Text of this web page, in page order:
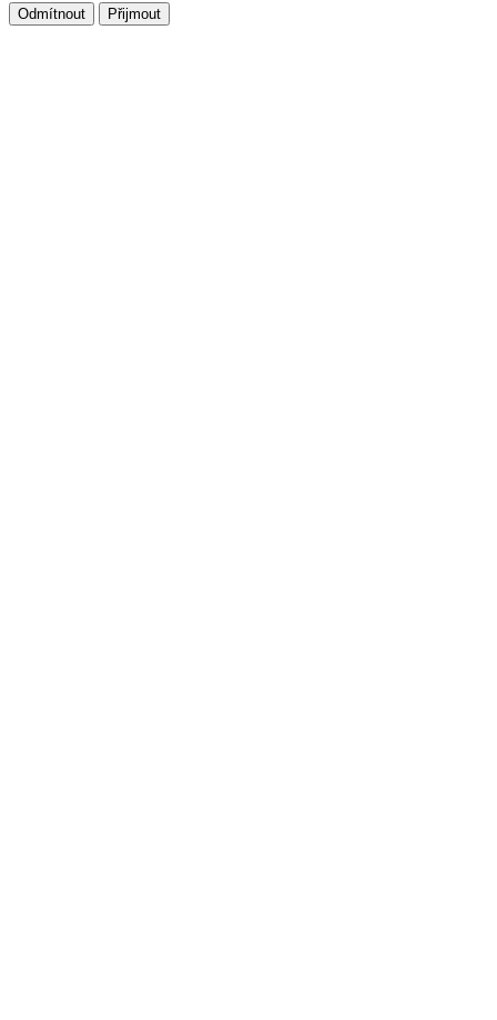
Odmítnout Přijmout